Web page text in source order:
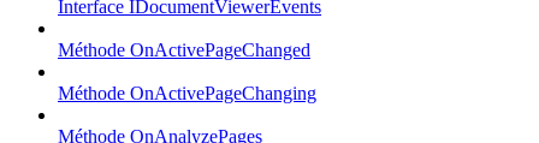
Interface IDocumentViewerEvents
Méthode OnActivePageChanged
Méthode OnActivePageChanging
Méthode OnAnalyzePages